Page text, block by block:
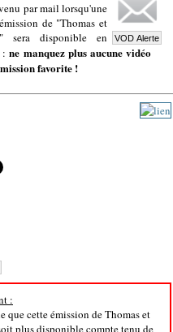
par mail lorsqu'une
de "Thomas et
sera disponible en
:ne manquez plus aucune vidéo
favorite !
:
que cette émission de Thomas et
plus disponible compte tenu de